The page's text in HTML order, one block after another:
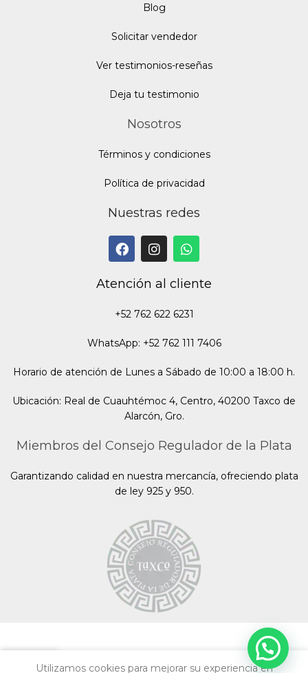
Blog
Solicitar vendedor
Ver testimonios-reseñas
Deja tu testimonio
Nosotros
Términos y condiciones
Política de privacidad
Nuestras redes
Atención al cliente
+52 762 622 6231
WhatsApp: +52 762 111 7406
Horario de atención de Lunes a Sábado de 10:00 a 18:00 h.
Ubicación: Real de Cuauhtémoc 4, Centro, 40200 Taxco de
Alarcón, Gro.
Miembros del Consejo Regulador de la Plata
Garantizando calidad en nuestra mercancía, ofreciendo plata
de ley 925 y 950.
Utilizamos cookies para mejorar su experiencia en